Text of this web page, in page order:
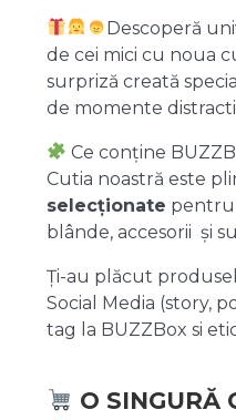
Descoperă
de cei mici cu noua
surpriză creată
de momente
Ce conține
Cutia noastră este
selecționate pentru
blânde, accesorii și
Ți-au plăcut
Social Media (story,
tag la BUZZBox si
O SINGURĂ